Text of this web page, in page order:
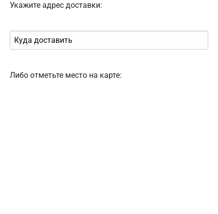
Укажите адрес доставки:
Либо отметьте место на карте: